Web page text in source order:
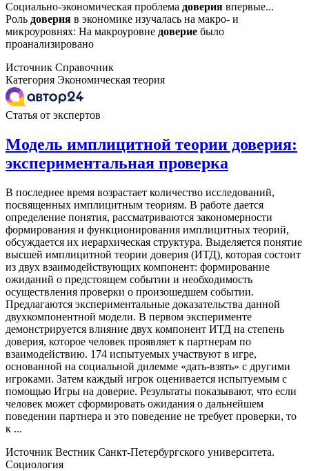
Социально-экономическая проблема доверия впервые...
Роль доверия в экономике изучалась на макро- и
микроуровнях: На макроуровне доверие было
проанализировано
Источник Справочник
Категория Экономическая теория
Статья от экспертов
Модель имплицитной теории доверия:
экспериментальная проверка
В последнее время возрастает количество исследований,
посвященных имплицитным теориям. В работе дается
определение понятия, рассматриваются закономерности
формирования и функционирования имплицитных теорий,
обсуждается их иерархическая структура. Выделяется понятие
высшей имплицитной теории доверия (ИТД), которая состоит
из двух взаимодействующих компонент: формирование
ожиданий о предстоящем событии и необходимость
осуществления проверки о произошедшем событии.
Предлагаются экспериментальные доказательства данной
двухкомпонентной модели. В первом эксперименте
демонстрируется влияние двух компонент ИТД на степень
доверия, которое человек проявляет к партнерам по
взаимодействию. 174 испытуемых участвуют в игре,
основанной на социальной дилемме «дать-взять» с другими
игроками. Затем каждый игрок оценивается испытуемым с
помощью Игры на доверие. Результаты показывают, что если
человек может сформировать ожидания о дальнейшем
поведении партнера и это поведение не требует проверки, то
к ...
Источник Вестник Санкт-Петербургского университета.
Социология